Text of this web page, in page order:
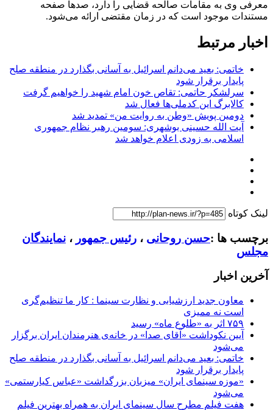
معرفی وی به مقامات صالحه قضایی را دارد، صدها صفحه
مستندات موجود است که در زمان مقتضی ارائه می‌شود.
اخبار مرتبط
خاتمی: بعید می‌دانم اسرائیل به آسانی بگذارد در منطقه صلح
پایدار برقرار شود
سرلشکر حاتمی: تقاص خون امام شهید را خواهیم گرفت
کالابرگ این کدملی‌ها فعال شد
دومین پویش «وطن به روایت من» تمدید شد
آیت الله حسینی بوشهری: سومین رهبر نظام جمهوری
اسلامی به زودی اعلام خواهد شد
لینک کوتاه
برچسب ها :حسن روحانی ، رئیس جمهور ، نمایندگان
مجلس
آخرین اخبار
معاون جدید ارزشیابی و نظارت سینما : کار ما تنظیم‌گری
است نه ممیزی
۷۵۹ اثر به «طلوع ماه» رسید
آیین نکوداشت «آقای صدا» در خانه‌ی هنرمندان ایران برگزار
می‌شود
خاتمی: بعید می‌دانم اسرائیل به آسانی بگذارد در منطقه صلح
پایدار برقرار شود
«موزه سینمای ایران» میزبان بزرگداشت «عباس کیارستمی»
می‌شود
هفت فیلم مطرح سال سینمای ایران به همراه بهترین فیلم